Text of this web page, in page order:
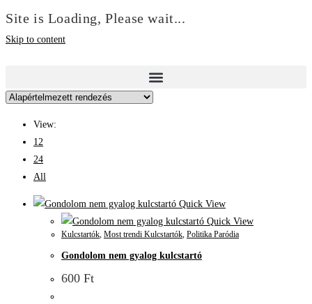
Site is Loading, Please wait...
Skip to content
View:
12
24
All
Quick View
Quick View
Kulcstartók, Most trendi Kulcstartók, Politika Paródia
Gondolom nem gyalog kulcstartó
600 Ft